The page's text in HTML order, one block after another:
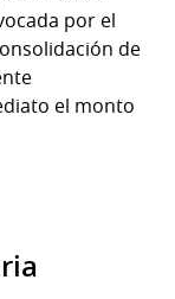
por el
de
el monto